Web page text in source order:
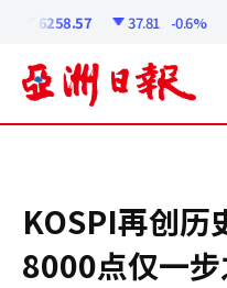
6258.57 37.81 -0.6%
KOSPI再创历
8000点仅一